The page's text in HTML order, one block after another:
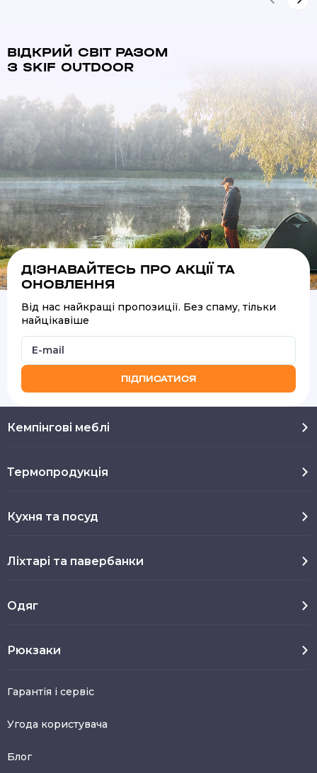
ВІДКРИЙ СВІТ РАЗОМ
З SKIF OUTDOOR
ДІЗНАВАЙТЕСЬ ПРО АКЦІЇ ТА
ОНОВЛЕННЯ
Від нас найкращі пропозиції. Без спаму, тільки
найцікавіше
ПІДПИСАТИСЯ
Кемпінгові меблі
Термопродукція
Кухня та посуд
Ліхтарі та павербанки
Одяг
Рюкзаки
Гарантія і сервіс
Угода користувача
Блог